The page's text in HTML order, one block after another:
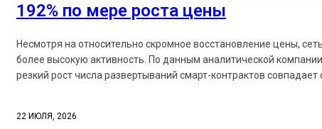
192% по мере роста цены
Несмотря на относительно скромное восстановление цены,
более высокую активность. По данным аналитической
резкий рост числа развертываний смарт-контрактов совпадает
22 ИЮЛЯ, 2026